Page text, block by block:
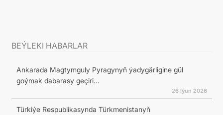
BEÝLEKI HABARLAR
Ankarada Magtymguly Pyragynyň ýadygärligine gül
goýmak dabarasy geçiri...
26 Iýun 2026
Türkiýe Respublikasynda Türkmenistanyň